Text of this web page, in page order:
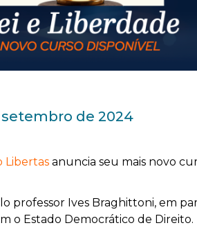
setembro de 2024
Libertas anuncia seu mais novo
professor Ives Braghittoni, em
o Estado Democrático de Direito.